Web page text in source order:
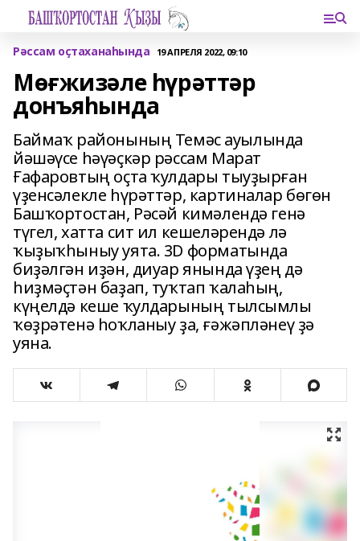
Рәссам оҫтаханаһында 19 АПРЕЛЯ 2022, 09:10
Мөғжизәле һүрәттәр
донъяһында
Баймаҡ районының Темәс ауылында
йәшәүсе һәүәҫкәр рәссам Марат
Ғафаровтың оҫта ҡулдары тыуҙырған
үҙенсәлекле һүрәттәр, картиналар бөгөн
Башҡортостан, Рәсәй кимәлендә генә
түгел, хатта сит ил кешеләрендә лә
ҡыҙыҡһыныу уята. 3D форматында
биҙәлгән иҙән, диуар янында үҙең дә
һиҙмәҫтән баҙап, туҡтап ҡалаһың,
күңелдә кеше ҡулдарының тылсымлы
ҡөҙрәтенә һоҡланыу ҙа, ғәжәпләнеү ҙә
уяна.